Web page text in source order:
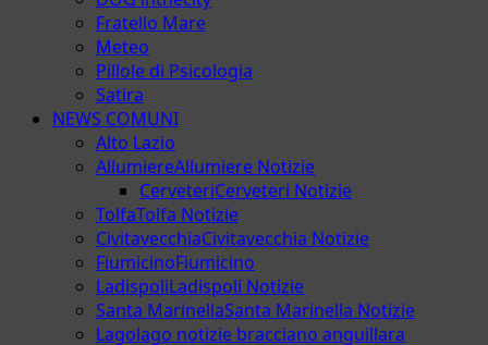
Fratello Mare
Meteo
Pillole di Psicologia
Satira
NEWS COMUNI
Alto Lazio
AllumiereAllumiere Notizie
CerveteriCerveteri Notizie
TolfaTolfa Notizie
CivitavecchiaCivitavecchia Notizie
FiumicinoFiumicino
LadispoliLadispoli Notizie
Santa MarinellaSanta Marinella Notizie
Lagolago notizie bracciano anguillara